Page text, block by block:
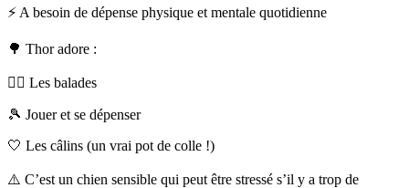
⚡ A besoin de dépense physique et mentale quotidienne
🌳 Thor adore :
🚶‍♂️ Les balades
🎾 Jouer et se dépenser
🤍 Les câlins (un vrai pot de colle !)
⚠️ C’est un chien sensible qui peut être stressé s’il y a trop de